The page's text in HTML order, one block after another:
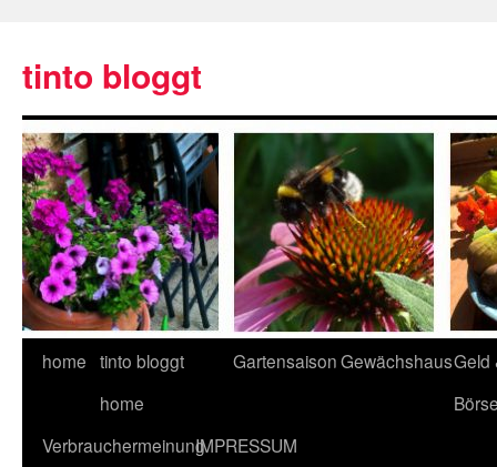
tinto bloggt
home tinto bloggt
home
GartensaisonGewächshausGeld
VerbrauchermeinungIMPRESSUM